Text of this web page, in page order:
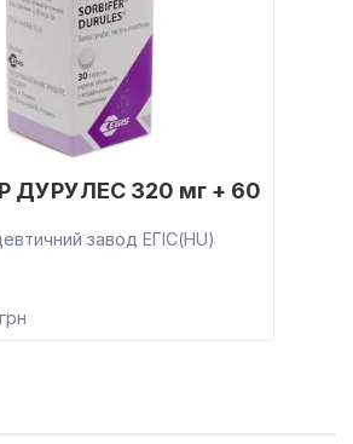
ДУРУЛЕС 320 мг + 60
завод ЕГІС(HU)
грн